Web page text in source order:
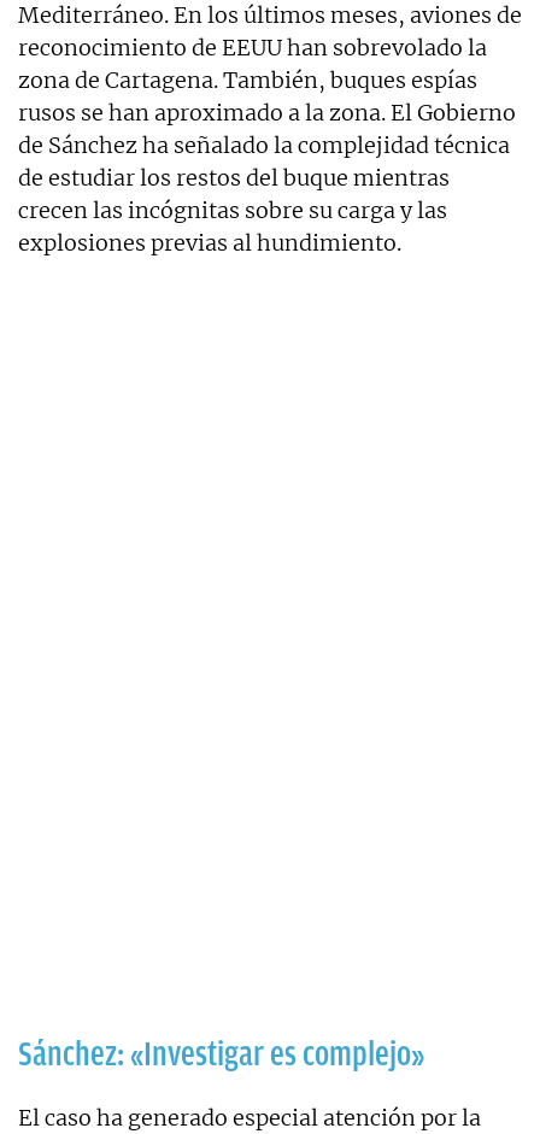
Mediterráneo. En los últimos meses, aviones de
reconocimiento de EEUU han sobrevolado la
zona de Cartagena. También, buques espías
rusos se han aproximado a la zona. El Gobierno
de Sánchez ha señalado la complejidad técnica
de estudiar los restos del buque mientras
crecen las incógnitas sobre su carga y las
explosiones previas al hundimiento.
Sánchez: «Investigar es complejo»
El caso ha generado especial atención por la